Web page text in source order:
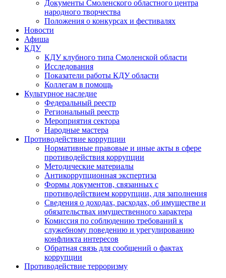
Документы Смоленского областного центра
народного творчества
Положения о конкурсах и фестивалях
Новости
Афиша
КДУ
КДУ клубного типа Смоленской области
Исследования
Показатели работы КДУ области
Коллегам в помощь
Культурное наследие
Федеральный реестр
Региональный реестр
Мероприятия сектора
Народные мастера
Противодействие коррупции
Нормативные правовые и иные акты в сфере
противодействия коррупции
Методические материалы
Антикоррупционная экспертиза
Формы документов, связанных с
противодействием коррупции, для заполнения
Сведения о доходах, расходах, об имуществе и
обязательствах имущественного характера
Комиссия по соблюдению требований к
служебному поведению и урегулированию
конфликта интересов
Обратная связь для сообщений о фактах
коррупции
Противодействие терроризму